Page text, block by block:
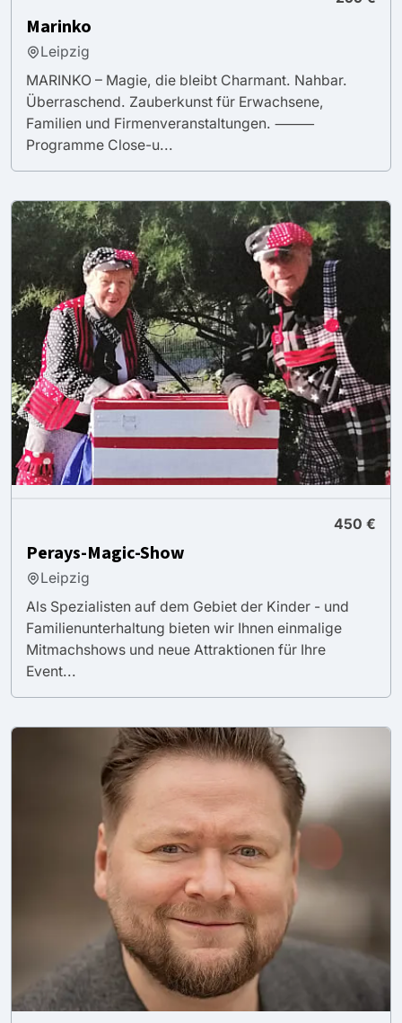
Marinko
Leipzig
MARINKO – Magie, die bleibt Charmant. Nahbar.
Überraschend. Zauberkunst für Erwachsene,
Familien und Firmenveranstaltungen. ⸻
Programme Close-u...
450 €
Perays-Magic-Show
Leipzig
Als Spezialisten auf dem Gebiet der Kinder - und
Familienunterhaltung bieten wir Ihnen einmalige
Mitmachshows und neue Attraktionen für Ihre
Event...